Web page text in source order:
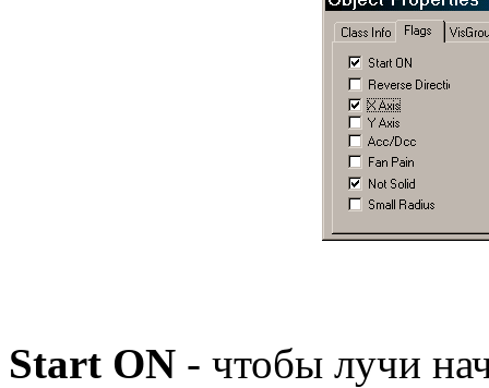
Start ON - чтобы лучи